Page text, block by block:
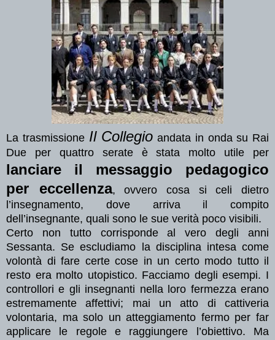
La trasmissione Il Collegio andata in onda su Rai
Due per quattro serate è stata molto utile per
lanciare il messaggio pedagogico
per eccellenza, ovvero cosa si celi dietro
l’insegnamento, dove arriva il compito
dell’insegnante, quali sono le sue verità poco visibili.
Certo non tutto corrisponde al vero degli anni
Sessanta. Se escludiamo la disciplina intesa come
volontà di fare certe cose in un certo modo tutto il
resto era molto utopistico. Facciamo degli esempi. I
controllori e gli insegnanti nella loro fermezza erano
estremamente affettivi; mai un atto di cattiveria
volontaria, ma solo un atteggiamento fermo per far
applicare le regole e raggiungere l’obiettivo. Ma